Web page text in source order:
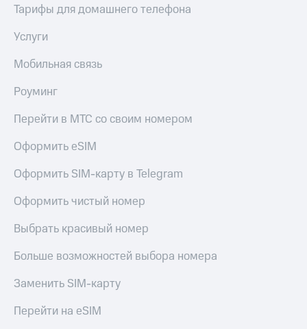
Другое
Контакты
этика
Тарифы для домашнего телефона
Услуги
Мобильная связь
Роуминг
Перейти в МТС со своим номером
Оформить eSIM
Оформить SIM-карту в Telegram
Оформить чистый номер
Выбрать красивый номер
Больше возможностей выбора номера
Заменить SIM-карту
Перейти на eSIM